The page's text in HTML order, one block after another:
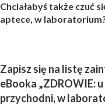
Chciałabyś także czuć
aptece, w
Zapisz się na listę
eBooka „ZDROWIE:
przychodni, w